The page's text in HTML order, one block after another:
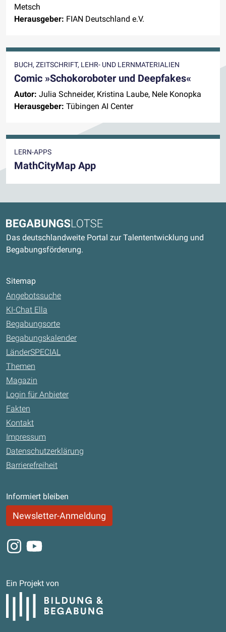
Metsch
Herausgeber: FIAN Deutschland e.V.
BUCH, ZEITSCHRIFT, LEHR- UND LERNMATERIALIEN
Comic »Schokoroboter und Deepfakes«
Autor: Julia Schneider, Kristina Laube, Nele Konopka
Herausgeber: Tübingen AI Center
LERN-APPS
MathCityMap App
Begabungslotse
Das deutschlandweite Portal zur Talententwicklung und
Begabungsförderung.
Sitemap
Angebotssuche
KI-Chat Ella
Begabungsorte
Begabungskalender
LänderSPECIAL
Themen
Magazin
Login für Anbieter
Fakten
Kontakt
Impressum
Datenschutzerklärung
Barrierefreiheit
Informiert bleiben
Newsletter-Anmeldung
Instagram
Youtube
Ein Projekt von
Bildung und Begabung